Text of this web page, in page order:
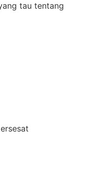
tau tentang